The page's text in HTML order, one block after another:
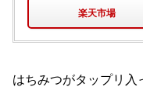
楽天市場
はちみつがタップリ入